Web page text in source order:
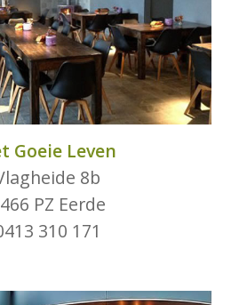
Goeie Leven
8b
PZ Eerde
310 171